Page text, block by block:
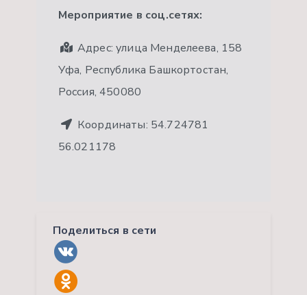
Мероприятие в соц.сетях:
Адрес:улица Менделеева, 158
Уфа, Республика Башкортостан,
Россия, 450080
Координаты: 54.724781
56.021178
Поделиться в сети